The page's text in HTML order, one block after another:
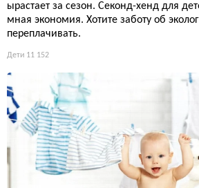
ырастает за сезон. Секонд-хенд для
мная экономия. Хотите заботу об
переплачивать.
Дети 11 152